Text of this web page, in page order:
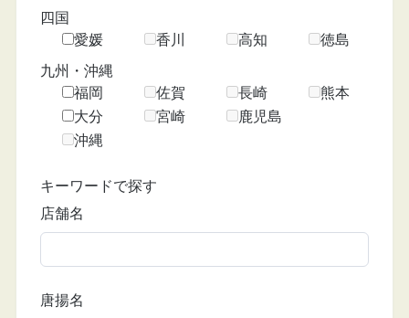
四国
愛媛
香川 高知
徳島
九州・沖縄
福岡
佐賀 長崎
熊本
大分
宮崎
鹿児島
沖縄
キーワードで探す
店舗名
唐揚名